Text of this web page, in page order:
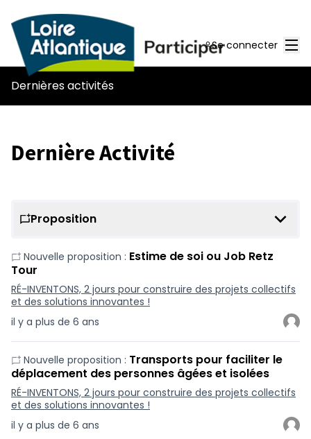
Se connecter
Dernières activités
Dernière Activité
Proposition
il y a plus de 6 ans
Nouvelle proposition : Estime de soi ou Job Retz
Tour
RÉ-INVENTONS, 2 jours pour construire des projets collectifs
et des solutions innovantes !
il y a plus de 6 ans
Nouvelle proposition : Transports pour faciliter le
déplacement des personnes âgées et isolées
RÉ-INVENTONS, 2 jours pour construire des projets collectifs
et des solutions innovantes !